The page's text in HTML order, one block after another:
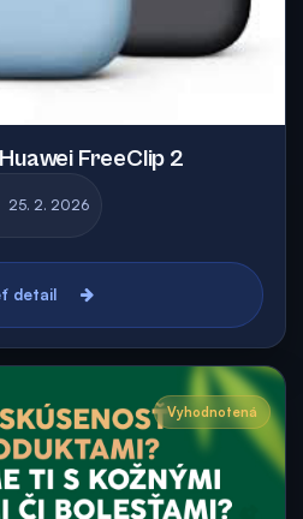
FreeClip 2
25. 2. 2026
detail
Vyhodnotená